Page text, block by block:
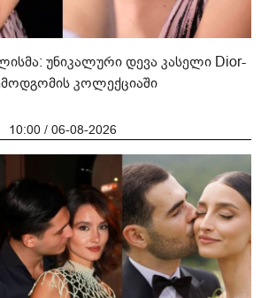
უნიკალური დევა კასელი Dior-
კოლექციაში
10:00 / 06-08-2026